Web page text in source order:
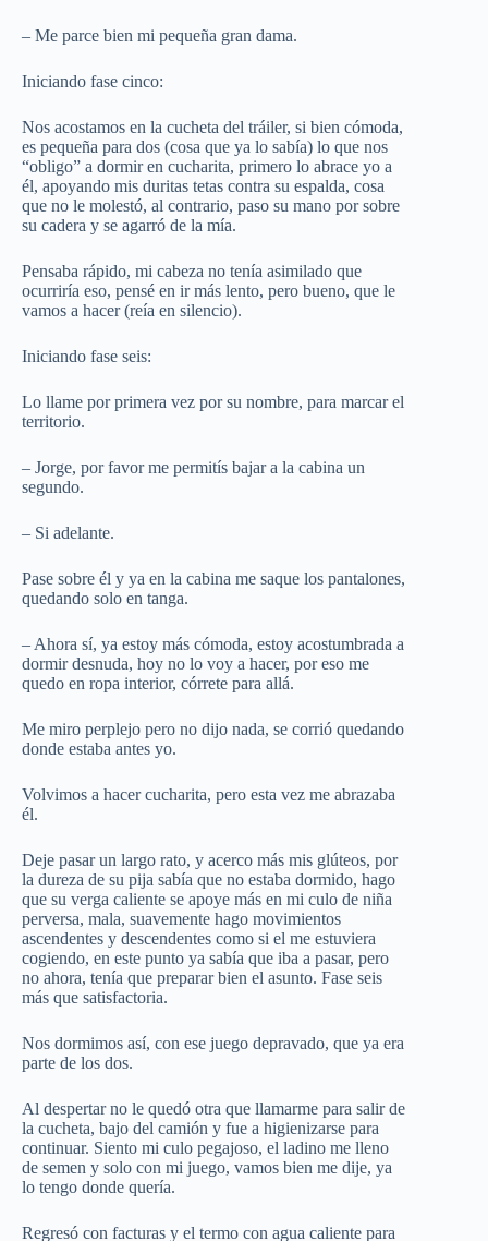
– Me parce bien mi pequeña gran dama.
Iniciando fase cinco:
Nos acostamos en la cucheta del tráiler, si bien cómoda,
es pequeña para dos (cosa que ya lo sabía) lo que nos
“obligo” a dormir en cucharita, primero lo abrace yo a
él, apoyando mis duritas tetas contra su espalda, cosa
que no le molestó, al contrario, paso su mano por sobre
su cadera y se agarró de la mía.
Pensaba rápido, mi cabeza no tenía asimilado que
ocurriría eso, pensé en ir más lento, pero bueno, que le
vamos a hacer (reía en silencio).
Iniciando fase seis:
Lo llame por primera vez por su nombre, para marcar el
territorio.
– Jorge, por favor me permitís bajar a la cabina un
segundo.
– Si adelante.
Pase sobre él y ya en la cabina me saque los pantalones,
quedando solo en tanga.
– Ahora sí, ya estoy más cómoda, estoy acostumbrada a
dormir desnuda, hoy no lo voy a hacer, por eso me
quedo en ropa interior, córrete para allá.
Me miro perplejo pero no dijo nada, se corrió quedando
donde estaba antes yo.
Volvimos a hacer cucharita, pero esta vez me abrazaba
él.
Deje pasar un largo rato, y acerco más mis glúteos, por
la dureza de su pija sabía que no estaba dormido, hago
que su verga caliente se apoye más en mi culo de niña
perversa, mala, suavemente hago movimientos
ascendentes y descendentes como si el me estuviera
cogiendo, en este punto ya sabía que iba a pasar, pero
no ahora, tenía que preparar bien el asunto. Fase seis
más que satisfactoria.
Nos dormimos así, con ese juego depravado, que ya era
parte de los dos.
Al despertar no le quedó otra que llamarme para salir de
la cucheta, bajo del camión y fue a higienizarse para
continuar. Siento mi culo pegajoso, el ladino me lleno
de semen y solo con mi juego, vamos bien me dije, ya
lo tengo donde quería.
Regresó con facturas y el termo con agua caliente para